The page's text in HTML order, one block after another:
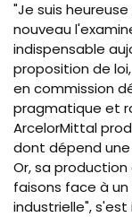
"Je suis
nouveau
indispensable
proposition de
en commission
pragmatique et
ArcelorMittal
dont dépend
Or, sa
faisons face à
industrielle",